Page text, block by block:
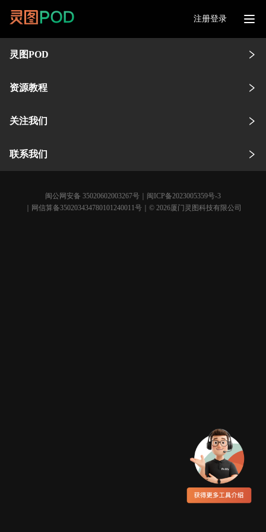
注册登录
灵图POD
资源教程
关注我们
联系我们
闽公网安备 35020602003267号
闽ICP备2023005359号-3
｜网信算备350203434780101240011号｜© 2026厦门灵图科技有限公司